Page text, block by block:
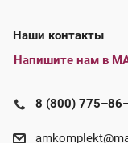
Наши
Напишите нам в
8 (800)